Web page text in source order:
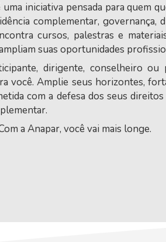
iniciativa pensada para quem
complementar, governança,
cursos, palestras e
suas oportunidades
dirigente, conselheiro
você. Amplie seus horizontes,
com a defesa dos seus
a Anapar, você vai mais longe.